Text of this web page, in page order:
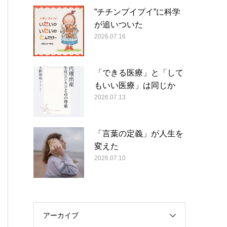
”チチンプイプイ”に科学
が追いついた
2026.07.16
「できる医療」と「して
もいい医療」は同じか
2026.07.13
「言葉の定義」が人生を
変えた
2026.07.10
アーカイブ